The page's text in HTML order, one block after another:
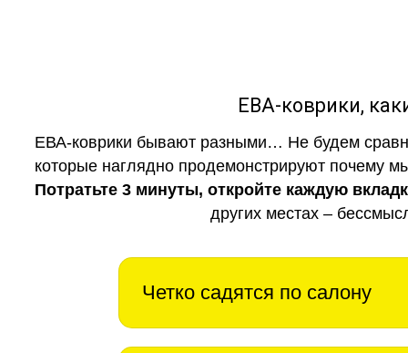
ЕВА-коврики,
ЕВА-коврики бывают разными… Не будем
которые наглядно продемонстрируют почему
Потратьте 3 минуты, откройте каждую
других местах –
Четко садятся по салону